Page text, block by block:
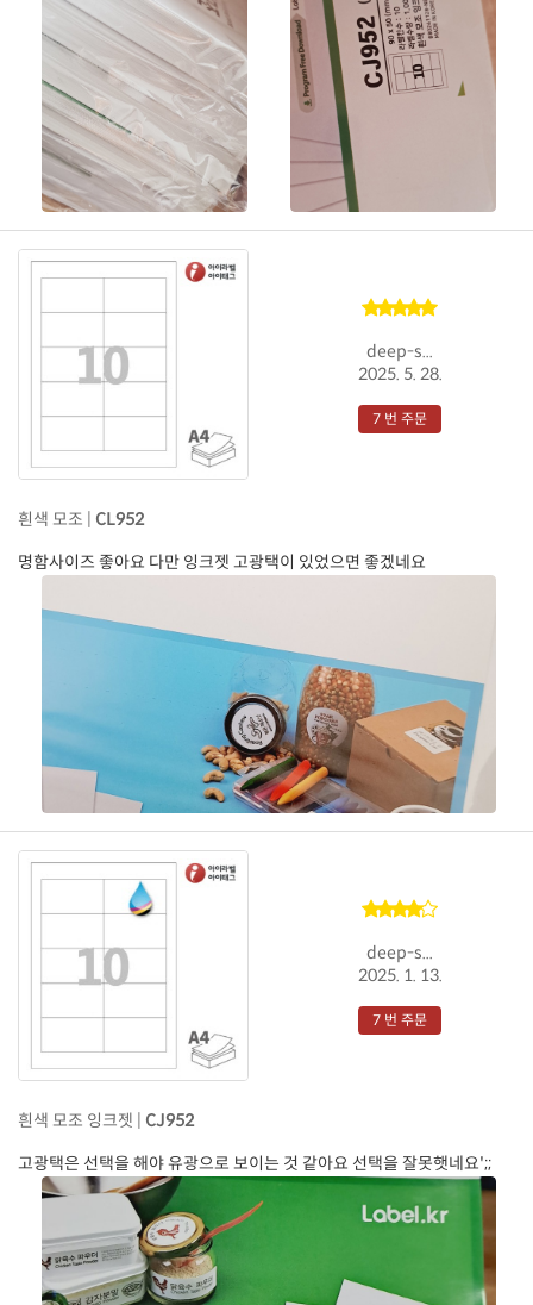
deep-s...
2025. 5. 28.
7 번 주문
흰색 모조 | CL952
명함사이즈 좋아요 다만 잉크젯 고광택이 있었으면 좋겠네요
deep-s...
2025. 1. 13.
7 번 주문
흰색 모조 잉크젯 | CJ952
고광택은 선택을 해야 유광으로 보이는 것 같아요 선택을 잘못햇네요';;